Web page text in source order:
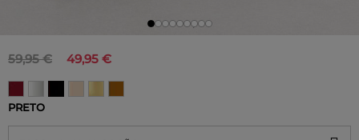
49,95 €
59,95 €
PRETO